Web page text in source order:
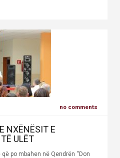
no comments
NXËNËSIT E
ULËT
po mbahen në Qendrën “Don